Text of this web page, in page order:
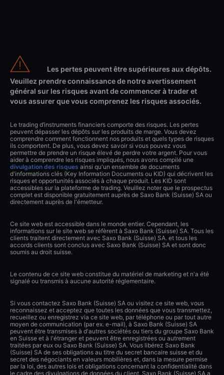
Les pertes peuvent être supérieures aux dépôts.
Veuillez prendre connaissance de notre avertissement
général sur les risques avant de commencer à trader et
vous assurer que vous comprenez les risques associés.
Le trading d’instruments financiers comporte des risques. Les pertes
peuvent dépasser les dépôts sur les produits de marge. Vous devez
comprendre comment fonctionnent nos produits et quels types de risques
ils comportent. De plus, vous devez savoir si vous pouvez vous
permettre de prendre un risque élevé de perdre votre argent. Pour vous
aider à comprendre les risques impliqués, nous avons compilé une
divulgation des risques ainsi qu'un ensemble de documents
d'informations clés (Key Information Documents ou KID) qui décrivent les
risques et opportunités associés à chaque produit. Les KID sont
accessibles sur la plateforme de trading. Veuillez noter que le prospectus
complet est disponible gratuitement auprès de Saxo Bank (Suisse) SA ou
directement auprès de l'émetteur.
Ce site web est accessible dans le monde entier. Cependant, les
informations sur le site web se réfèrent à Saxo Bank (Suisse) SA. Tous les
clients traitent directement avec Saxo Bank (Suisse) SA. et tous les
accords clients sont conclus avec Saxo Bank (Suisse) SA et sont donc
soumis au droit suisse.
Le contenu de ce site web constitue du matériel de marketing et n'a été
signalé ou transmis à aucune autorité réglementaire.
Si vous contactez Saxo Bank (Suisse) SA ou visitez ce site web, vous
reconnaissez et acceptez que toutes les données que vous transmettez,
recueillez ou enregistrez via ce site web, par téléphone ou par tout autre
moyen de communication (par ex. e-mail), à Saxo Bank (Suisse) SA
peuvent être transmises à d'autres sociétés ou tiers du groupe Saxo Bank
en Suisse et à l'étranger et peuvent être enregistrées ou autrement
traitées par eux ou Saxo Bank (Suisse) SA. Vous libérez Saxo Bank
(Suisse) SA de ses obligations au titre du secret bancaire suisse et du
secret des négociants en valeurs mobilières et, dans la mesure permise
par la loi, des autres lois et obligations concernant la confidentialité dans
le cadre des divulgations de données du client. Saxo Bank (Suisse) SA a